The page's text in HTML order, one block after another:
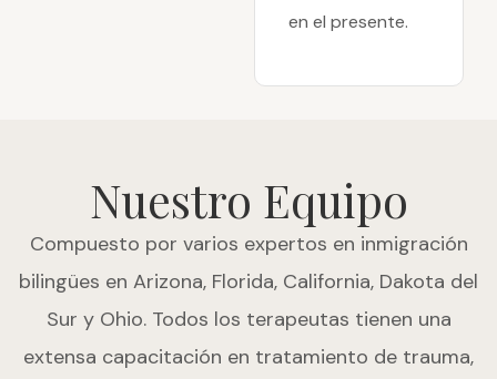
en el presente.
Nuestro Equipo
Compuesto por varios expertos en inmigración
bilingües en Arizona, Florida, California, Dakota del
Sur y Ohio. Todos los terapeutas tienen una
extensa capacitación en tratamiento de trauma,